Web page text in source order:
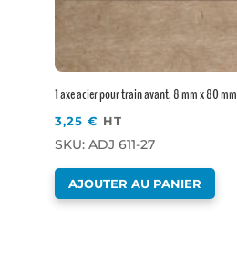
1 axe acier pour train avant, 8 mm x 80 mm
3,25 € HT
SKU: ADJ 611-27
AJOUTER AU PANIER